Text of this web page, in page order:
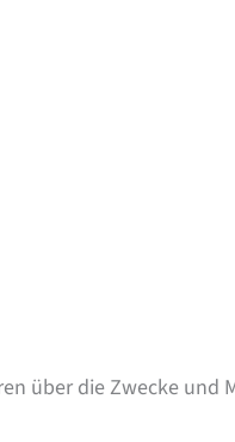
über die Zwecke und